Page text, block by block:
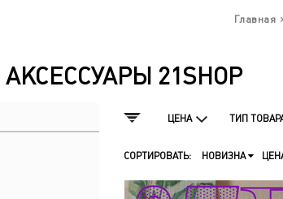
Главная
21SHOP
ЦЕНА ТИП
СОРТИРОВАТЬ: НОВИЗНА